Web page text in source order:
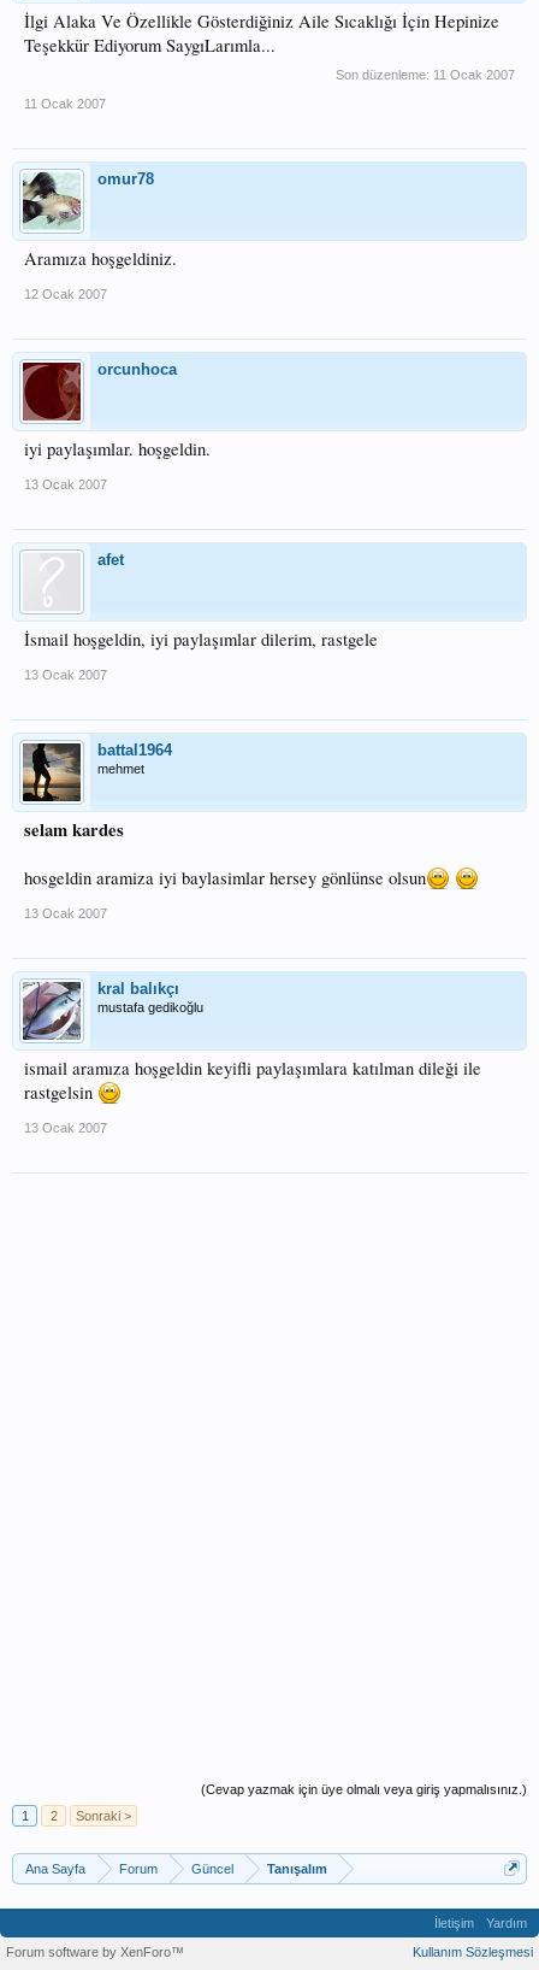
İlgi Alaka Ve Özellikle Gösterdiğiniz Aile Sıcaklığı İçin Hepinize
Teşekkür Ediyorum SaygıLarımla...
Son düzenleme: 11 Ocak 2007
11 Ocak 2007
omur78
Aramıza hoşgeldiniz.
12 Ocak 2007
orcunhoca
iyi paylaşımlar. hoşgeldin.
13 Ocak 2007
afet
İsmail hoşgeldin, iyi paylaşımlar dilerim, rastgele
13 Ocak 2007
battal1964
mehmet
selam kardes
hosgeldin aramiza iyi baylasimlar hersey gönlünse olsun
13 Ocak 2007
kral balıkçı
mustafa gedikoğlu
ismail aramıza hoşgeldin keyifli paylaşımlara katılman dileği ile
rastgelsin
13 Ocak 2007
(Cevap yazmak için üye olmalı veya giriş yapmalısınız.)
1
2 Sonraki >
Ana Sayfa Forum Güncel Tanışalım
İletişim
Yardım
Kullanım Sözleşmesi
Forum software by XenForo™